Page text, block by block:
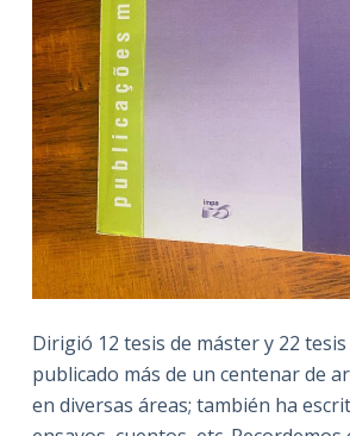
Dirigió 12 tesis de máster y 22
publicado más de un centenar de
en diversas áreas; también ha